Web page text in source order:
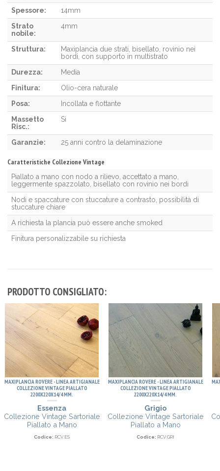
Spessore:
14mm
Strato
nobile:
4mm
Struttura:
Maxiplancia due strati, bisellato, rovinio nei
bordi, con supporto in multistrato
Durezza:
Media
Finitura:
Olio-cera naturale
Posa:
Incollata e flottante
Massetto
Risc.:
Si
Garanzie: 25 anni contro la delaminazione
Caratteristiche Collezione Vintage
Piallato a mano con nodo a rilievo, accettato a mano,
leggermente spazzolato, bisellato con rovinio nei bordi
Nodi e spaccature con stuccature a contrasto, possibilità di
stuccature chiare
A richiesta la plancia può essere anche smoked
Finitura personalizzabile su richiesta
PRODOTTO CONSIGLIATO:
MAXIPLANCIA ROVERE - LINEA ARTIGIANALE
COLLEZIONE VINTAGE PIALLATO
2200X220X14/4 MM.
Essenza
Collezione Vintage Sartoriale
Piallato a Mano
Codice: RCV.ES
MAXIPLANCIA ROVERE - LINEA ARTIGIANALE
COLLEZIONE VINTAGE PIALLATO
2200X220X14/4 MM.
Grigio
Collezione Vintage Sartoriale
Piallato a Mano
Codice: RCV.GRI